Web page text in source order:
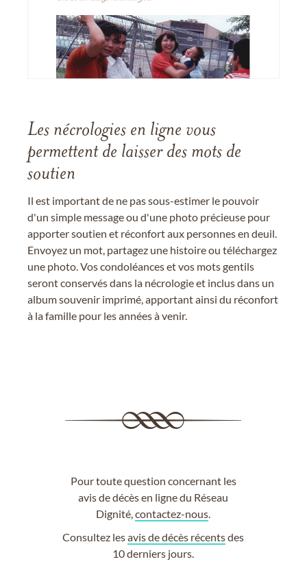
Les nécrologies en ligne vous
permettent de laisser des mots de
soutien
Il est important de ne pas sous-estimer le pouvoir
d'un simple message ou d'une photo précieuse pour
apporter soutien et réconfort aux personnes en deuil.
Envoyez un mot, partagez une histoire ou téléchargez
une photo. Vos condoléances et vos mots gentils
seront conservés dans la nécrologie et inclus dans un
album souvenir imprimé, apportant ainsi du réconfort
à la famille pour les années à venir.
Pour toute question concernant les
avis de décès en ligne du Réseau
Dignité,contactez-nous
Consultez lesavis de décès récentsdes
10 derniers jours.